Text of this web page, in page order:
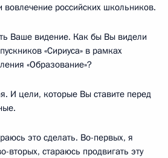
российских школьников.
Ваше видение. Как бы Вы видели
«Сириуса» в рамках
«Образование»?
И цели, которые Вы ставите перед
это сделать. Во-первых, я
вторых, стараюсь продвигать эту